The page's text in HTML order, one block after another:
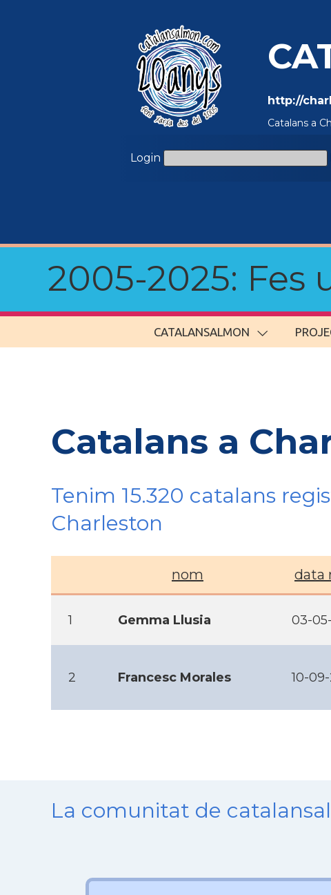
http://
Catalans a
Login
2005-2025: Fes
CATALANSALMON
Catalans a
Tenim 15.320 catalans
Charleston
nom data
1 Gemma Llusia 03-
2 Francesc Morales 10-
La comunitat de